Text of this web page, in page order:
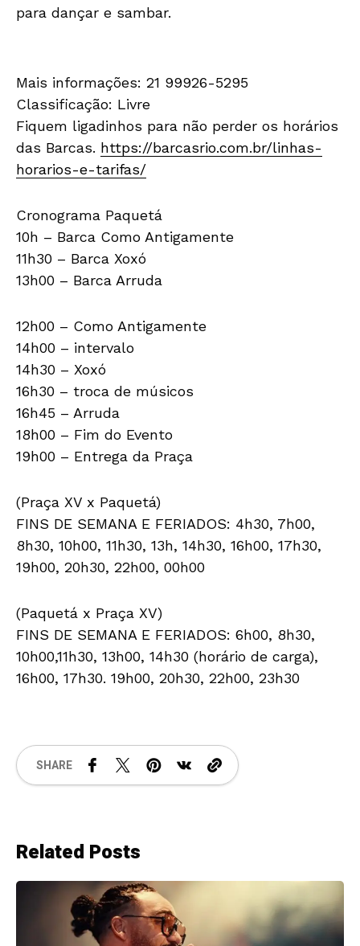
para dançar e sambar.
Mais informações: 21 99926-5295
Classificação: Livre
Fiquem ligadinhos para não perder os horários
das Barcas. https://barcasrio.com.br/linhas-
horarios-e-tarifas/
Cronograma Paquetá
10h – Barca Como Antigamente
11h30 – Barca Xoxó
13h00 – Barca Arruda
12h00 – Como Antigamente
14h00 – intervalo
14h30 – Xoxó
16h30 – troca de músicos
16h45 – Arruda
18h00 – Fim do Evento
19h00 – Entrega da Praça
(Praça XV x Paquetá)
FINS DE SEMANA E FERIADOS: 4h30, 7h00,
8h30, 10h00, 11h30, 13h, 14h30, 16h00, 17h30,
19h00, 20h30, 22h00, 00h00
(Paquetá x Praça XV)
FINS DE SEMANA E FERIADOS: 6h00, 8h30,
10h00,11h30, 13h00, 14h30 (horário de carga),
16h00, 17h30. 19h00, 20h30, 22h00, 23h30
SHARE
Related Posts